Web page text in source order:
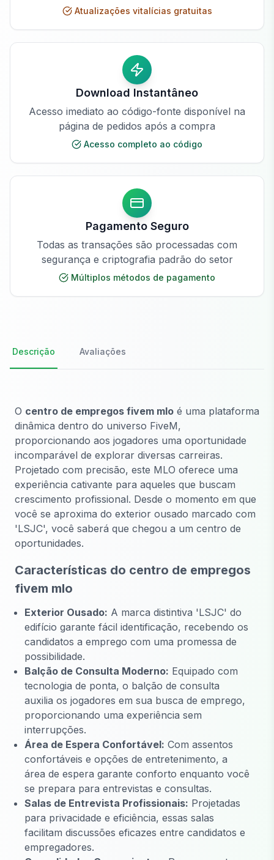
Atualizações vitalícias gratuitas
Download Instantâneo
Acesso imediato ao código-fonte disponível na
página de pedidos após a compra
Acesso completo ao código
Pagamento Seguro
Todas as transações são processadas com
segurança e criptografia padrão do setor
Múltiplos métodos de pagamento
Descrição Avaliações
O centro de empregos fivem mlo é uma plataforma
dinâmica dentro do universo FiveM,
proporcionando aos jogadores uma oportunidade
incomparável de explorar diversas carreiras.
Projetado com precisão, este MLO oferece uma
experiência cativante para aqueles que buscam
crescimento profissional. Desde o momento em que
você se aproxima do exterior ousado marcado com
'LSJC', você saberá que chegou a um centro de
oportunidades.
Características do centro de empregos
fivem mlo
Exterior Ousado: A marca distintiva 'LSJC' do
edifício garante fácil identificação, recebendo os
candidatos a emprego com uma promessa de
possibilidade.
Balção de Consulta Moderno: Equipado com
tecnologia de ponta, o balção de consulta
auxilia os jogadores em sua busca de emprego,
proporcionando uma experiência sem
interrupções.
Área de Espera Confortável: Com assentos
confortáveis e opções de entretenimento, a
área de espera garante conforto enquanto você
se prepara para entrevistas e consultas.
Salas de Entrevista Profissionais: Projetadas
para privacidade e eficiência, essas salas
facilitam discussões eficazes entre candidatos e
empregadores.